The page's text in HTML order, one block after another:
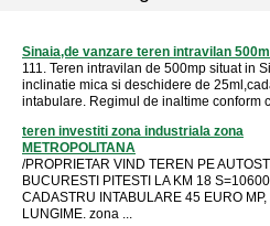
Sinaia,de vanzare teren intravilan
111. Teren intravilan de 500mp situat in
inclinatie mica si deschidere de
intabulare. Regimul de inaltime conform
teren investiti zona industriala zona
METROPOLITANA
/PROPRIETAR VIND TEREN PE
BUCURESTI PITESTI LA KM 18
CADASTRU INTABULARE 45 EURO MP,
LUNGIME. zona ...